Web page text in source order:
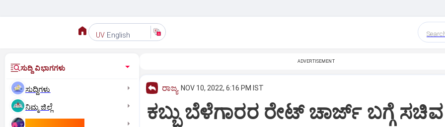
UV English
ಸುದ್ದಿ ವಿಭಾಗಗಳು
ಸುದ್ದಿಗಳು
ನಿಮ್ಮ ಜಿಲ್ಲೆ
ADVERTISEMENT
ರಾಜ್ಯ NOV 10, 2022, 6:16 PM IST
ಕಬ್ಬು ಬೆಳೆಗಾರರ ರೇಟ್ ಚಾರ್ಜ್ ಬಗ್ಗೆ ಸಚಿವ